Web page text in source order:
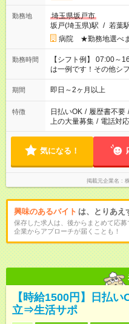
勤務地
埼玉県坂戸市
坂戸(埼玉県)駅 / 若葉
病院 ★勤務地選べま
勤務時間
【シフト例】 07:00～
は一例です！その他シ
期間 即日～2ヶ月以上
特徴 日払いOK / 履歴書不要 /
上の大量募集 / 電話対
気になる！
掲載元企業名
興味のあるバイト は、とりあえ
保存した求人は、後からまとめて応募
企業からアプローチが届くことも！
【時給1500円】日払
立⇒生活サポ